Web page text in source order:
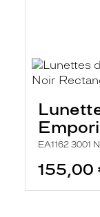
EA1162 3001
155,00